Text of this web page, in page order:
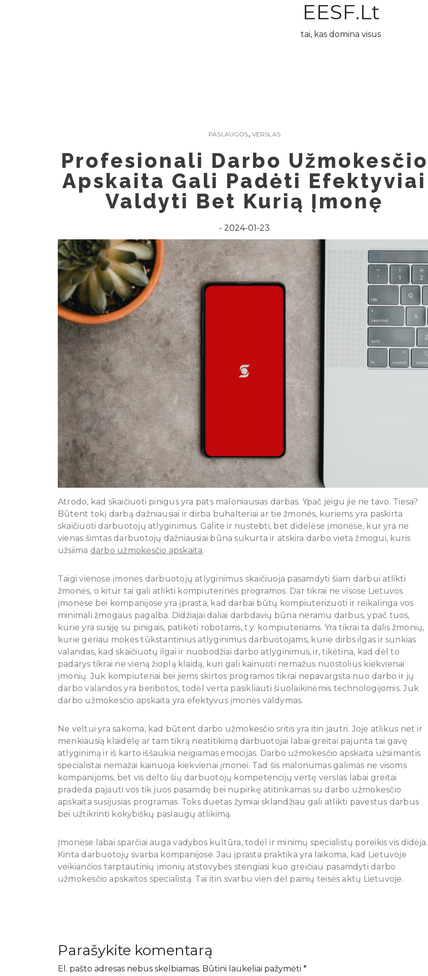
EESF.lt
tai, kas domina visus
PASLAUGOS, VERSLAS
Profesionali Darbo Užmokesčio
Apskaita Gali Padėti Efektyviai
Valdyti Bet Kurią Įmonę
2024-01-23
Atrodo, kad skaičiuoti pinigus yra pats maloniausias darbas. Ypač jeigu jie ne tavo. Tiesa?
Būtent tokį darbą dažniausiai ir dirba buhalteriai ar tie žmonės, kuriems yra paskirta
skaičiuoti darbuotojų atlyginimus. Galite ir nustebti, bet didelėse įmonėse, kur yra ne
vienas šimtas darbuotojų dažniausiai būna sukurta ir atskira darbo vieta žmogui, kuris
užsiima darbo užmokesčio apskaita.
Taigi vienose įmonės darbuotojų atlyginimus skaičiuoja pasamdyti šiam darbui atlikti
žmonės, o kitur tai gali atlikti kompiuterinės programos. Dar tikrai ne visose Lietuvos
įmonėse bei kompanijose yra įprasta, kad darbai būtų kompiuterizuoti ir reikalinga vos
minimali žmogaus pagalba. Didžiajai daliai darbdavių būna neramu darbus, ypač tuos,
kurie yra susiję su pinigais, patikėti robotams, t.y. kompiuteriams. Yra tikrai ta dalis žmonių,
kurie geriau mokės tūkstantinius atlyginimus darbuotojams, kurie dirbs ilgas ir sunkias
valandas, kad skaičiuotų ilgai ir nuobodžiai darbo atlyginimus, ir, tikėtina, kad dėl to
padarys tikrai ne vieną žioplą klaidą, kuri gali kainuoti nemažus nuostolius kiekvienai
įmonių. Juk kompiuteriai bei jiems skirtos programos tikrai nepavargsta nuo darbo ir jų
darbo valandos yra beribotos, todėl verta pasikliauti šiuolaikinėmis technologijomis. Juk
darbo užmokesčio apskaita yra efektyvus įmonės valdymas.
Ne veltui yra sakoma, kad būtent darbo užmokesčio sritis yra itin jautri. Joje atlikus net ir
menkiausią klaidelę ar tam tikrą neatitikimą darbuotojai labai greitai pajunta tai gavę
atlyginimą ir iš karto iššaukia neigiamas emocijas. Darbo užmokesčio apskaita užsiimantis
specialistai nemažai kainuoja kiekvienai įmonei. Tad šis malonumas galimas ne visoms
kompanijoms, bet vis dėlto šių darbuotojų kompetencijų vertę verslas labai greitai
pradeda pajauti vos tik juos pasamdę bei nupirkę atitinkamas su darbo užmokesčio
apskaita susijusias programas. Toks duetas žymiai sklandžiau gali atlikti pavestus darbus
bei užtikrinti kokybiškų paslaugų atlikimą.
Įmonėse labai sparčiai auga vadybos kultūra, todėl ir minimų specialistų poreikis vis didėja.
Kinta darbuotojų svarba kompanijose. Jau įprasta praktika yra laikoma, kad Lietuvoje
veikiančios tarptautinių įmonių atstovybės stengiasi kuo greičiau pasamdyti darbo
užmokesčio apskaitos specialistą. Tai itin svarbu vien dėl painių teisės aktų Lietuvoje.
Parašykite komentarą
El. pašto adresas nebus skelbiamas. Būtini laukeliai pažymėti *